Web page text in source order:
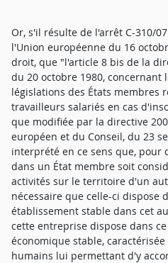
Or, s'il résulte de l'arrêt C-310/
l'Union européenne du 16
droit, que "l'article 8 bis de la
du 20 octobre 1980, concernant
législations des États membres
travailleurs salariés en cas
que modifiée par la directive
européen et du Conseil, du 23
interprété en ce sens que,
dans un État membre soit
activités sur le territoire d'un
nécessaire que celle-ci dispose
établissement stable dans cet
cette entreprise dispose dans
économique stable,
humains lui permettant d'y